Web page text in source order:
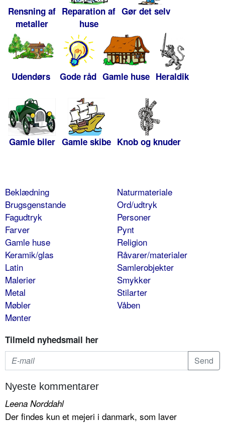
Rensning af
metaller
Reparation af
huse
Gør det selv
Udendørs Gode råd Gamle huse Heraldik
Gamle biler Gamle skibe Knob og knuder
Beklædning
Brugsgenstande
Fagudtryk
Farver
Gamle huse
Keramik/glas
Latin
Malerier
Metal
Møbler
Mønter
Naturmateriale
Ord/udtryk
Personer
Pynt
Religion
Råvarer/materialer
Samlerobjekter
Smykker
Stilarter
Våben
Tilmeld nyhedsmail her
Nyeste kommentarer
Leena Norddahl
Der findes kun et mejeri i danmark, som laver